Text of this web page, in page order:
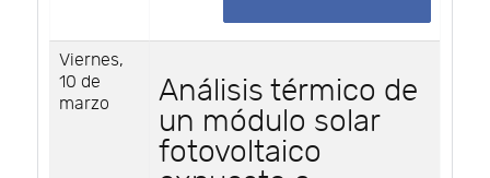
Viernes,
10 de
marzo
Análisis térmico de
un módulo solar
fotovoltaico